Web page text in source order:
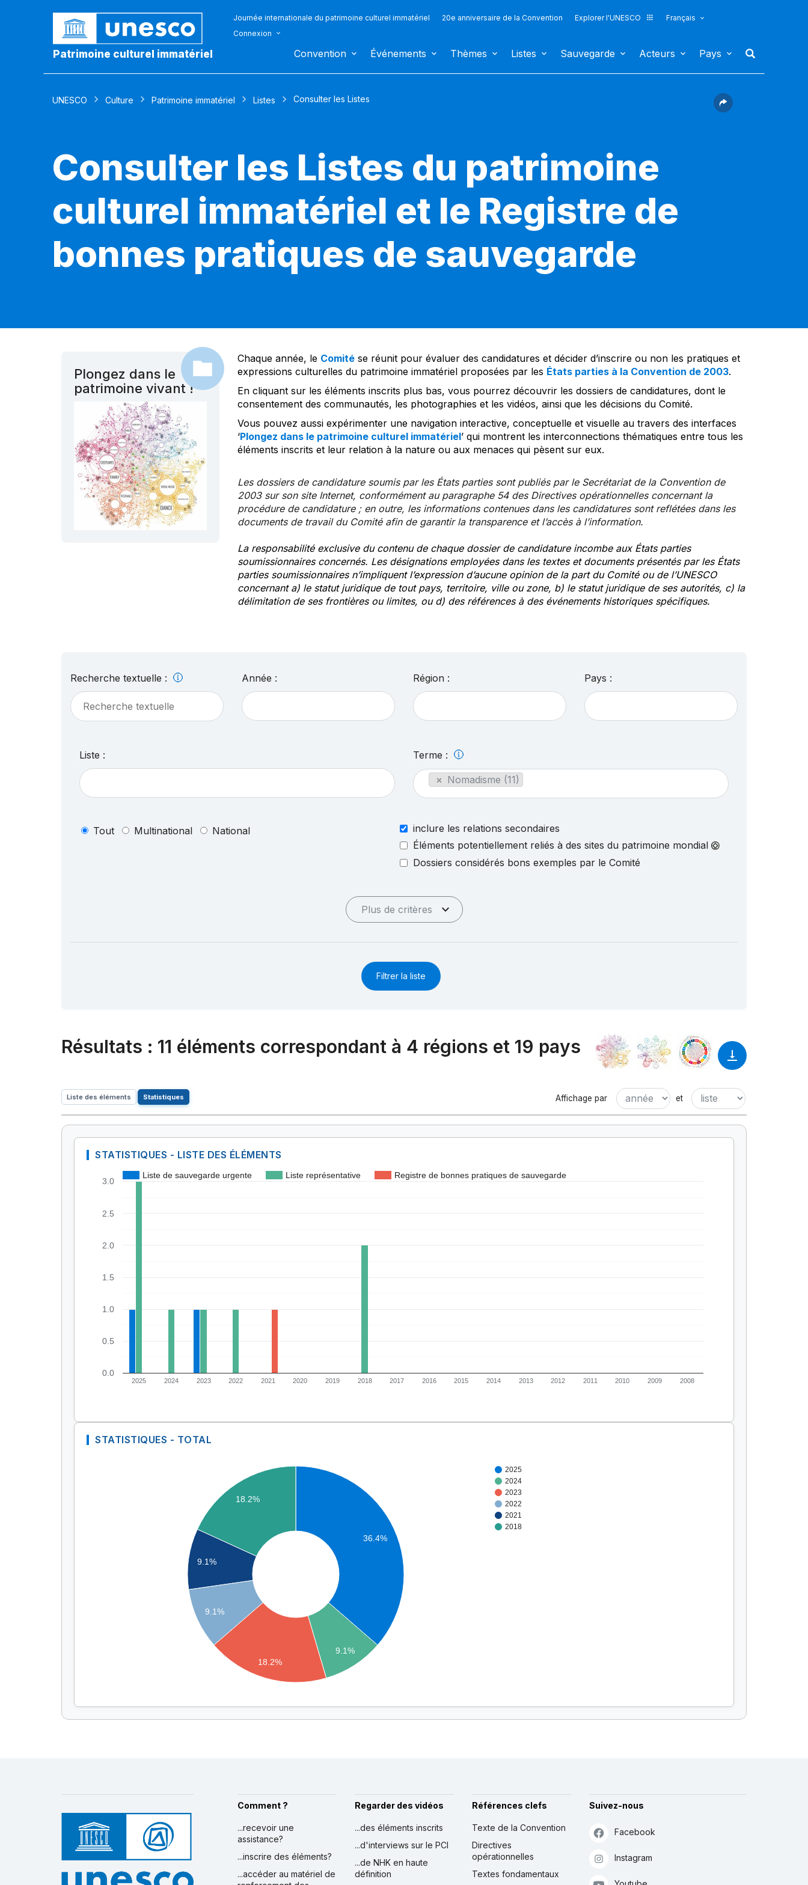
Patrimoine culturel immatériel
Journée internationale du patrimoine culturel immatériel 20e anniversaire de la Convention Explorer l'UNESCO
Français
Connexion
Convention Événements Thèmes Listes Sauvegarde Acteurs Pays
UNESCO Culture Patrimoine immatériel Listes Consulter les Listes
Consulter les Listes du patrimoine
culturel immatériel et le Registre de
bonnes pratiques de sauvegarde
Plongez dans le
patrimoine vivant !
Chaque année, le Comitése réunit pour évaluer des candidatures et décider d’inscrire ou non les pratiques et
expressions culturelles du patrimoine immatériel proposées par les États parties à la Convention de 2003.
En cliquant sur les éléments inscrits plus bas, vous pourrez découvrir les dossiers de candidatures, dont le
consentement des communautés, les photographies et les vidéos, ainsi que les décisions du Comité.
Vous pouvez aussi expérimenter une navigation interactive, conceptuelle et visuelle au travers des interfaces
‘Plongez dans le patrimoine culturel immatériel’ qui montrent les interconnections thématiques entre tous les
éléments inscrits et leur relation à la nature ou aux menaces qui pèsent sur eux.
Les dossiers de candidature soumis par les États parties sont publiés par le Secrétariat de la Convention de
2003 sur son site Internet, conformément au paragraphe 54 des Directives opérationnelles concernant la
procédure de candidature ; en outre, les informations contenues dans les candidatures sont reflétées dans les
documents de travail du Comité afin de garantir la transparence et l’accès à l’information.
La responsabilité exclusive du contenu de chaque dossier de candidature incombe aux États parties
soumissionnaires concernés. Les désignations employées dans les textes et documents présentés par les États
parties soumissionnaires n’impliquent l’expression d’aucune opinion de la part du Comité ou de l’UNESCO
concernant a) le statut juridique de tout pays, territoire, ville ou zone, b) le statut juridique de ses autorités, c) la
délimitation de ses frontières ou limites, ou d) des références à des événements historiques spécifiques.
Recherche textuelle : Année : Région : Pays :
Liste : Terme :
× Nomadisme (11)
Tout Multinational National
inclure les relations secondaires
Éléments potentiellement reliés à des sites du patrimoine mondial
Dossiers considérés bons exemples par le Comité
Plus de critères
Filtrer la liste
Résultats : 11 éléments correspondant à 4 régions et 19 pays
Liste des éléments Statistiques Affichage par et
STATISTIQUES - LISTE DES ÉLÉMENTS
Liste de sauvegarde urgente Liste représentative Registre de bonnes pratiques de sauvegarde
2025 2024 2023 2022 2021 2020 2019 2018 2017 2016 2015 2014 2013 2012 2011 2010 2009 2008
0.0
0.5
1.0
1.5
2.0
2.5
3.0
STATISTIQUES - TOTAL
2025
2024
2023
2022
2021
2018
36.4%
9.1%
18.2%
9.1%
9.1%
18.2%
Comment ?
...recevoir une
assistance?
...inscrire des éléments?
...accéder au matériel de
Regarder des vidéos
...des éléments inscrits
...d'interviews sur le PCI
...de NHK en haute
définition
Références clefs
Texte de la Convention
Directives
opérationnelles
Textes fondamentaux
Suivez-nous
Facebook
Instagram